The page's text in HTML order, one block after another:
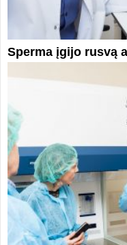
Sperma įgijo rusvą